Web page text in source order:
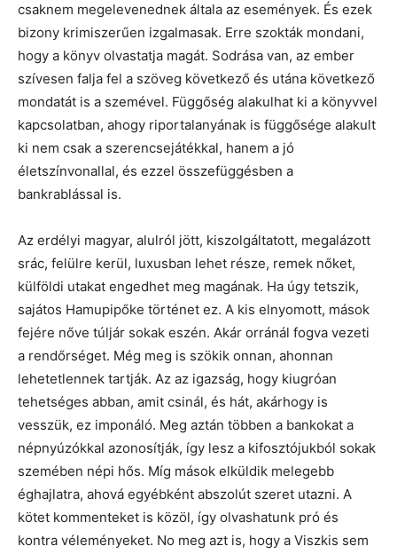
csaknem megelevenednek általa az események. És ezek
bizony krimiszerűen izgalmasak. Erre szokták mondani,
hogy a könyv olvastatja magát. Sodrása van, az ember
szívesen falja fel a szöveg következő és utána következő
mondatát is a szemével. Függőség alakulhat ki a könyvvel
kapcsolatban, ahogy riportalanyának is függősége alakult
ki nem csak a szerencsejátékkal, hanem a jó
életszínvonallal, és ezzel összefüggésben a
bankrablással is.
Az erdélyi magyar, alulról jött, kiszolgáltatott, megalázott
srác, felülre kerül, luxusban lehet része, remek nőket,
külföldi utakat engedhet meg magának. Ha úgy tetszik,
sajátos Hamupipőke történet ez. A kis elnyomott, mások
fejére nőve túljár sokak eszén. Akár orránál fogva vezeti
a rendőrséget. Még meg is szökik onnan, ahonnan
lehetetlennek tartják. Az az igazság, hogy kiugróan
tehetséges abban, amit csinál, és hát, akárhogy is
vesszük, ez imponáló. Meg aztán többen a bankokat a
népnyúzókkal azonosítják, így lesz a kifosztójukból sokak
szemében népi hős. Míg mások elküldik melegebb
éghajlatra, ahová egyébként abszolút szeret utazni. A
kötet kommenteket is közöl, így olvashatunk pró és
kontra véleményeket. No meg azt is, hogy a Viszkis sem